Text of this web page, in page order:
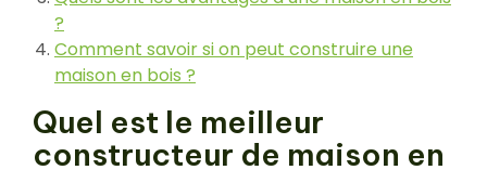
?
Comment savoir si on peut construire une
maison en bois ?
Quel est le meilleur
constructeur de maison en